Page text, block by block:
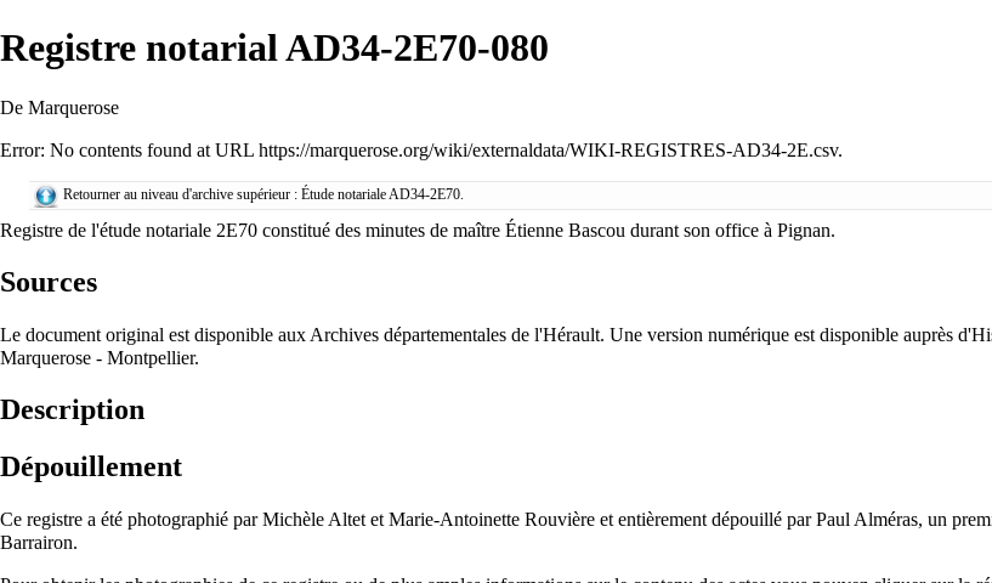
Registre notarial AD34-2E70-080
De Marquerose
Error: No contents found at URL https://marquerose.org/wiki/externaldata/WIKI-REGISTRES-AD34-2E.csv.
Retourner au niveau d'archive supérieur : Étude notariale AD34-2E70.
Registre de l'étude notariale 2E70 constitué des minutes de maître Étienne Bascou durant son office à Pignan.
Sources
Le document original est disponible aux Archives départementales de l'Hérault. Une version numérique est disponible auprès d'
Marquerose - Montpellier.
Description
Dépouillement
Ce registre a été photographié parMichèle Altet et Marie-Antoinette Rouvière et entièrement dépouillé parPaul Alméras, un
Barrairon.